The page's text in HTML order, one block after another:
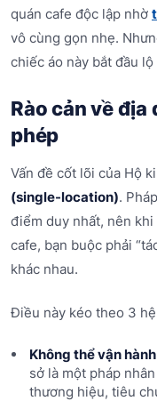
quán cafe độc lập nhờ
vô cùng gọn nhẹ.
chiếc áo này bắt đầu
Rào cản về
phép
Vấn đề cốt lõi của Hộ
(single-location).
điểm duy nhất, nên
cafe, bạn buộc phải
khác nhau.
Điều này kéo theo 3
Không thể vận
sở là một pháp
thương hiệu, tiêu